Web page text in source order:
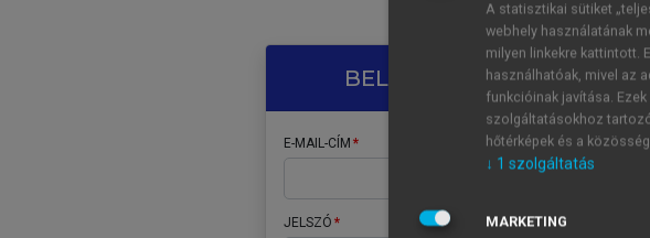
BELÉPÉS SAJÁT FIÓKKAL
E-MAIL-CÍM
JELSZÓ
A statisztikai sütiket
webhely használatának
milyen linkekre kattintott.
használhatóak, mivel az
funkcióinak javítása.
szolgáltatásokhoz
hőtérképek és a
↓ 1 szolgáltatás
MARKETING